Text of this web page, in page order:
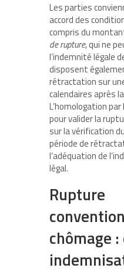
Les parties
accord des
compris du
de rupture, qui ne
l’indemnité légale
disposent
rétractation sur
calendaires après
L’homologation
pour valider la
sur la vérification
période de
l’adéquation de
légal.
Rupture
chômage